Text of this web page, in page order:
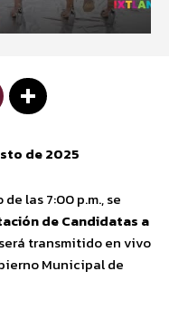
de 2025
las 7:00 p.m., se
de Candidatas a
transmitido en vivo
Municipal de